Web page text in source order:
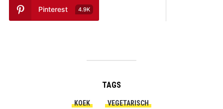
Pinterest 4.9K
TAGS
KOEK VEGETARISCH